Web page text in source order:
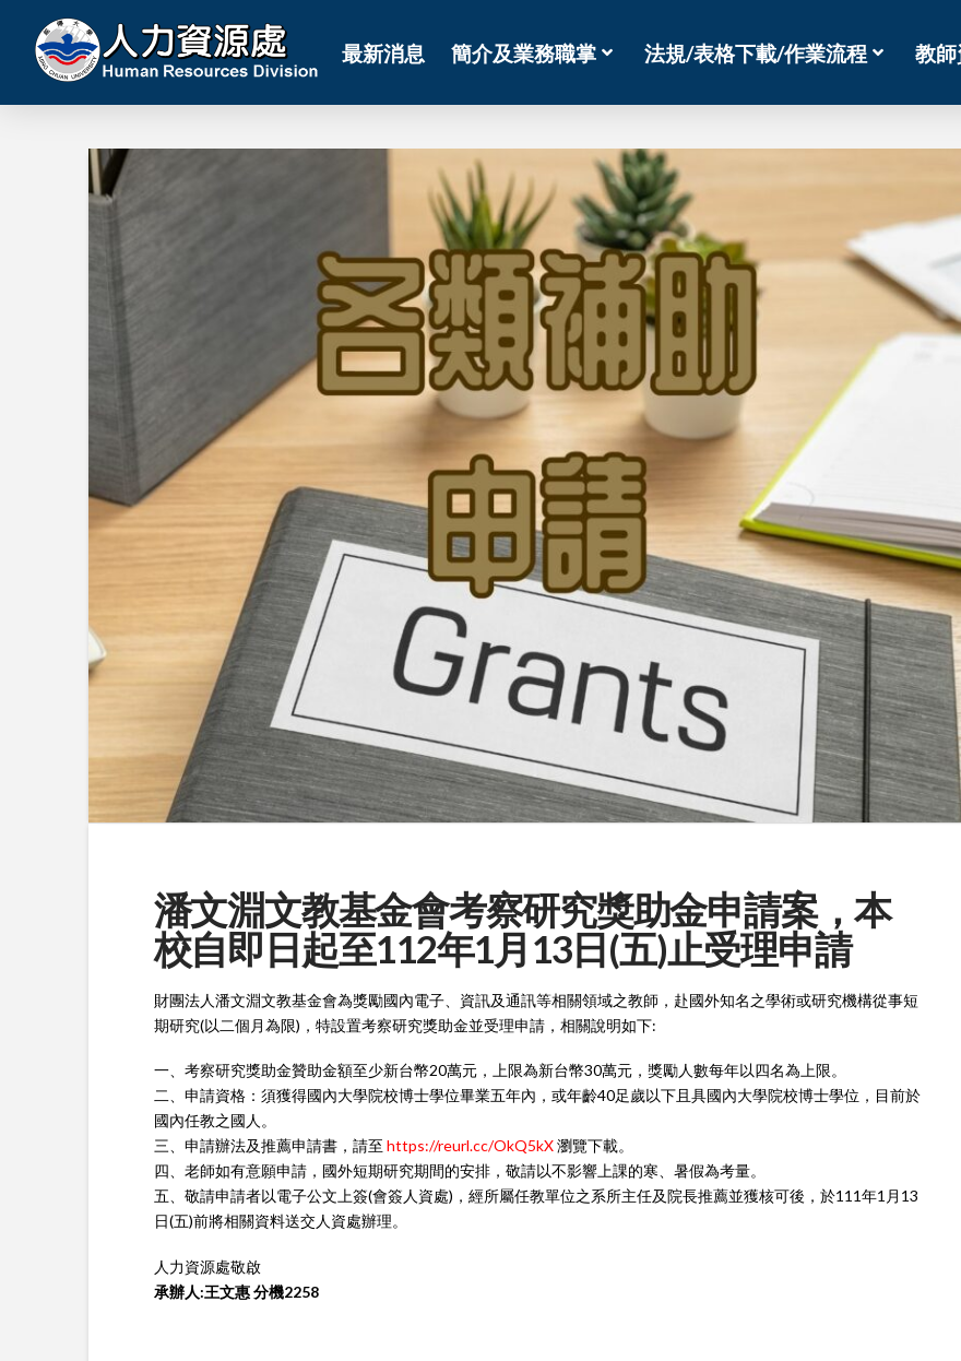
最新消息 簡介及業務職掌 法規/表格下載/作業流程 教
潘文淵文教基金會考察研究獎助金申請案，本
校自即日起至112年1月13日(五)止受理申請
財團法人潘文淵文教基金會為獎勵國內電子、資訊及通訊等相關領域之教師，赴國外知名之學術或研究機構從事短
期研究(以二個月為限)，特設置考察研究獎助金並受理申請，相關說明如下:
一、考察研究獎助金贊助金額至少新台幣20萬元，上限為新台幣30萬元， 獎勵人數每年以四名為上限。
二、申請資格：須獲得國內大學院校博士學位畢業五年內，或年齡40足歲以下且具國內大學院校博士學位，目前於
國內任教之國人。
三、申請辦法及推薦申請書，請至 https://reurl.cc/OkQ5kX瀏覽下載。
四、老師如有意願申請，國外短期研究期間的安排，敬請以不影響上課的寒、暑假為考量。
五、敬請申請者以電子公文上簽(會簽人資處)，經所屬任教單位之系所主任及院長推薦並獲核可後，於111年1月13
日(五)前將相關資料送交人資處辦理。
人力資源處敬啟
承辦人:王文惠 分機2258